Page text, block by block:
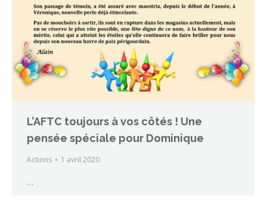
L’AFTC toujours à vos côtés ! Une
pensée spéciale pour Dominique
Actions 1 avril 2020
…